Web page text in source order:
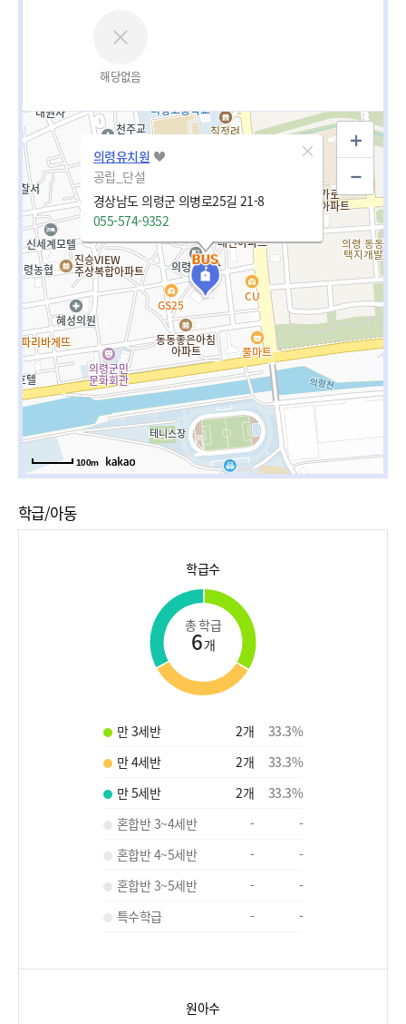
해당없음
의령유치원
공립_단설
경상남도 의령군 의병로25길 21-8
055-574-9352
100m
학급/아동
학급수
총 학급
6개
만 3세반 2개 33.3%
만 4세반
2개 33.3%
만 5세반
2개 33.3%
혼합반 3~4세반
-
-
혼합반 4~5세반
-
-
혼합반 3~5세반
-
-
특수학급
- -
원아수